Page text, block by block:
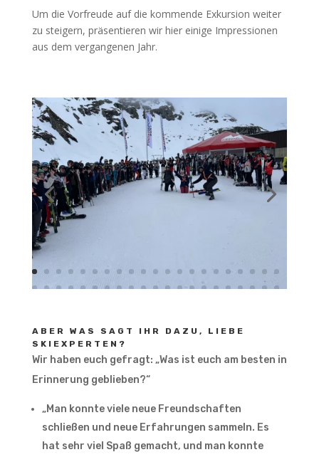
Um die Vorfreude auf die kommende Exkursion weiter
zu steigern, präsentieren wir hier einige Impressionen
aus dem vergangenen Jahr.
ABER WAS SAGT IHR DAZU, LIEBE
SKIEXPERTEN?
Wir haben euch gefragt: „Was ist euch am besten in
Erinnerung geblieben?“
„Man konnte viele neue Freundschaften
schließen und neue Erfahrungen sammeln. Es
hat sehr viel Spaß gemacht, und man konnte